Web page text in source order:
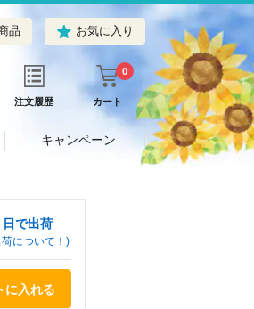
品 お気に入り
注文履歴 カート
0
キャンペーン
で出荷
について！)
に入れる